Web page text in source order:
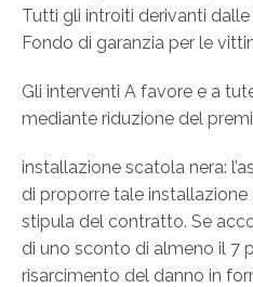
Tutti gli introiti derivanti
Fondo di garanzia per le
Gli interventi A favore e a
mediante riduzione del
installazione scatola nera:
di proporre tale installazione
stipula del contratto. Se
di uno sconto di almeno il 7
risarcimento del danno in